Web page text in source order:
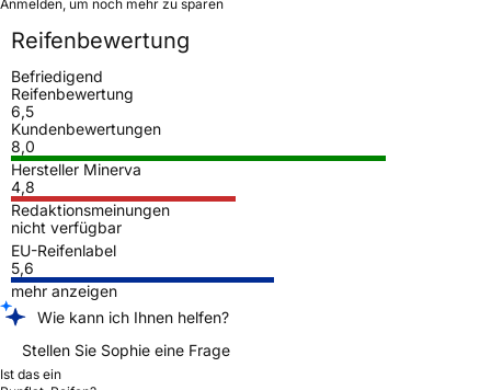
Anmelden, um noch mehr zu sparen
Reifenbewertung
Befriedigend
Reifenbewertung
6,5
Kundenbewertungen
8,0
Hersteller Minerva
4,8
Redaktionsmeinungen
nicht verfügbar
EU-Reifenlabel
5,6
mehr anzeigen
Wie kann ich Ihnen helfen?
Stellen Sie Sophie eine Frage
Ist das ein